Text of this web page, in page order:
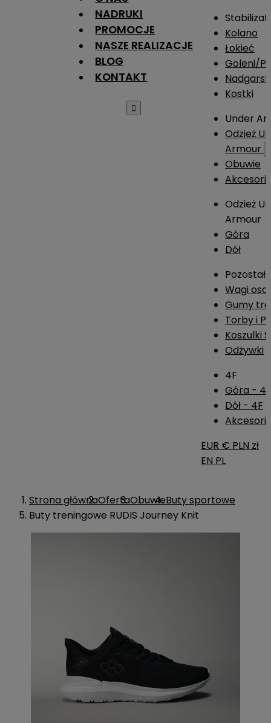
NADRUKI
PROMOCJE
NASZE REALIZACJE
BLOG
KONTAKT

Kolano
Łokieć
Goleni/
Kostki
Under
Odzież
Armour
Obuwie
Odzież
Armour
Góra
Dół
Wagi
Gumy
Torby i
Koszulki
Odżywki
4F
Góra -
Dół - 4F
EUR € PLN zł
EN PL
Strona głównaOfertaObuwieButy sportowe
Buty treningowe RUDIS Journey Knit